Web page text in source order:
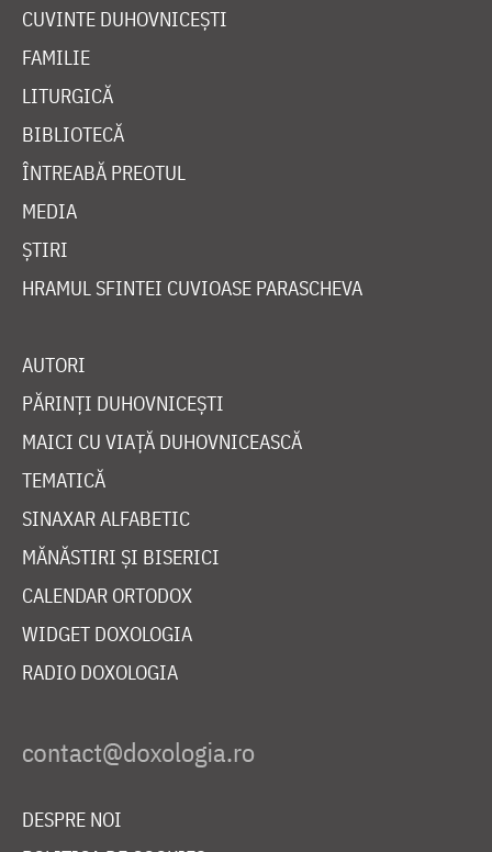
CUVINTE DUHOVNICEȘTI
FAMILIE
LITURGICĂ
BIBLIOTECĂ
ÎNTREABĂ PREOTUL
MEDIA
ȘTIRI
HRAMUL SFINTEI CUVIOASE PARASCHEVA
AUTORI
PĂRINȚI DUHOVNICEȘTI
MAICI CU VIAȚĂ DUHOVNICEASCĂ
TEMATICĂ
SINAXAR ALFABETIC
MĂNĂSTIRI ȘI BISERICI
CALENDAR ORTODOX
WIDGET DOXOLOGIA
RADIO DOXOLOGIA
DESPRE NOI